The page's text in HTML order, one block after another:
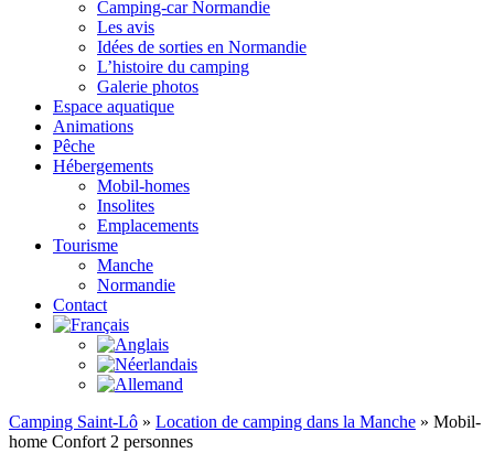
Camping-car Normandie
Les avis
Idées de sorties en Normandie
L’histoire du camping
Galerie photos
Espace aquatique
Animations
Pêche
Hébergements
Mobil-homes
Insolites
Emplacements
Tourisme
Manche
Normandie
Contact
Camping Saint-Lô » Location de camping dans la Manche » Mobil-
home Confort 2 personnes